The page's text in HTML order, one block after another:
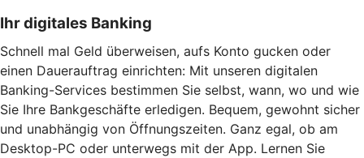
Ihr digitales Banking
Schnell mal Geld überweisen, aufs Konto gucken oder
einen Dauerauftrag einrichten: Mit unseren digitalen
Banking-Services bestimmen Sie selbst, wann, wo und wie
Sie Ihre Bankgeschäfte erledigen. Bequem, gewohnt sicher
und unabhängig von Öffnungszeiten. Ganz egal, ob am
Desktop-PC oder unterwegs mit der App. Lernen Sie